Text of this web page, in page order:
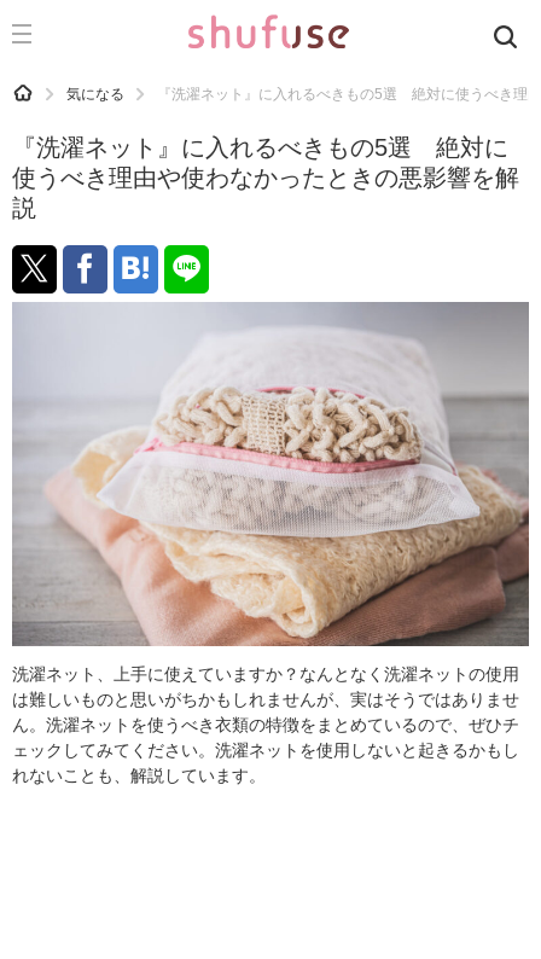
CATEGORY 記事カテゴリ
運気
生活の知恵
お金
食材辞典
おすすめ
HOME 気になる 『洗濯ネット』に入れるべきもの5選 絶対に使うべき理
『洗濯ネット』に入れるべきもの5選 絶対に
使うべき理由や使わなかったときの悪影響を解
説
洗濯ネット、上手に使えていますか？なんとなく洗濯ネットの使用
は難しいものと思いがちかもしれませんが、実はそうではありませ
ん。洗濯ネットを使うべき衣類の特徴をまとめているので、ぜひチ
ェックしてみてください。洗濯ネットを使用しないと起きるかもし
れないことも、解説しています。